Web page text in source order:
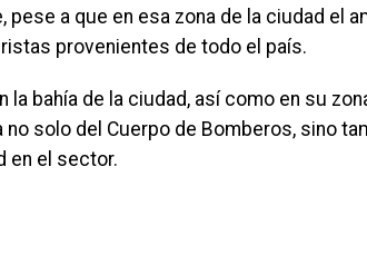
pese a que en esa zona de la ciudad el
provenientes de todo el país.
la bahía de la ciudad, así como en su
solo del Cuerpo de Bomberos, sino
en el sector.